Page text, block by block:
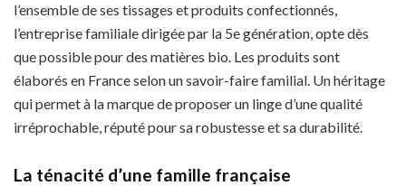
l’ensemble de ses tissages et produits confectionnés,
l’entreprise familiale dirigée par la 5e génération, opte dès
que possible pour des matières bio. Les produits sont
élaborés en France selon un savoir-faire familial. Un héritage
qui permet à la marque de proposer un linge d’une qualité
irréprochable, réputé pour sa robustesse et sa durabilité.
La ténacité d’une famille française